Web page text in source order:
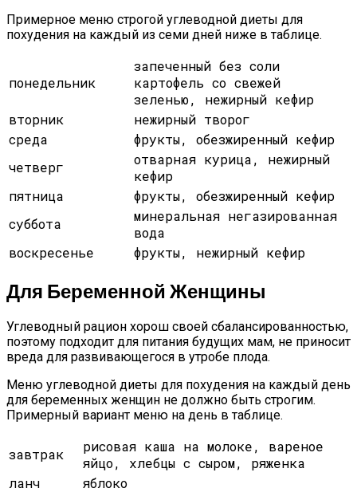
Примерное меню строгой углеводной диеты для
похудения на каждый из семи дней ниже в таблице.
понедельник
запеченный без соли
картофель со свежей
зеленью, нежирный кефир
вторник
нежирный творог
среда
фрукты, обезжиренный кефир
четверг
отварная курица, нежирный
кефир
пятница
фрукты, обезжиренный кефир
суббота
минеральная негазированная
вода
воскресенье
фрукты, нежирный кефир
Для Беременной Женщины
Углеводный рацион хорош своей сбалансированностью,
поэтому подходит для питания будущих мам, не приносит
вреда для развивающегося в утробе плода.
Меню углеводной диеты для похудения на каждый день
для беременных женщин не должно быть строгим.
Примерный вариант меню на день в таблице.
завтрак
рисовая каша на молоке, вареное
яйцо, хлебцы с сыром, ряженка
ланч
яблоко